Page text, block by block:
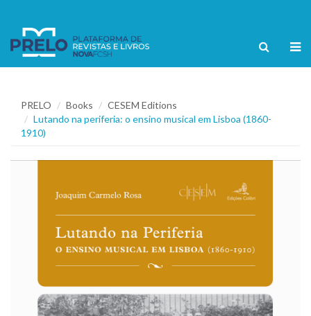
PRELO Books
CESEM Editions
Lutando na periferia: o ensino musical em Lisboa (1860-
1910)